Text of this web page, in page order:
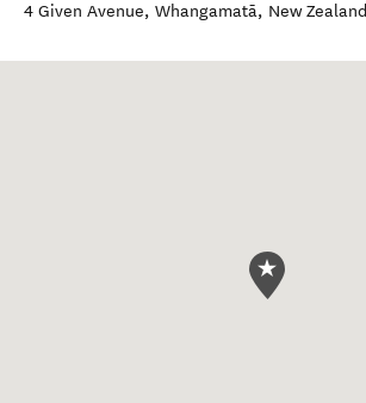
4 Given Avenue, Whangamatā, New Zealand